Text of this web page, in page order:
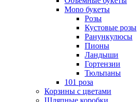
Mono букеты
Розы
Кустовые розы
Ранункулюсы
Пионы
Ландыши
Гортензии
Тюльпаны
101 роза
Корзины с цветами
Шляпные коробки